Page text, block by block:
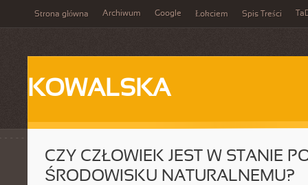
Strona główna Archiwum Google Łokciem Spis Treści
KOWALSKA
CZY CZŁOWIEK JEST W STANIE
ŚRODOWISKU NATURALNEMU?